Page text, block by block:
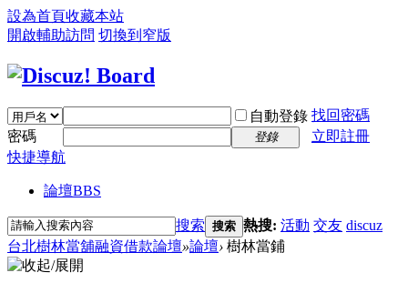
設為首頁收藏本站
開啟輔助訪問 切換到窄版
自動登錄 找回密碼
密碼
登錄
立即註冊
快捷導航
論壇BBS
搜索 搜索 熱搜: 活動 交友 discuz
台北樹林當舖融資借款論壇»論壇› 樹林當鋪